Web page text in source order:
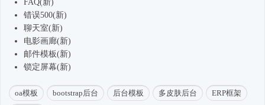
FAQ(新)
错误500(新)
聊天室(新)
电影画廊(新)
邮件模板(新)
锁定屏幕(新)
oa模板 bootstrap后台 后台模板 多皮肤后台 ERP框架